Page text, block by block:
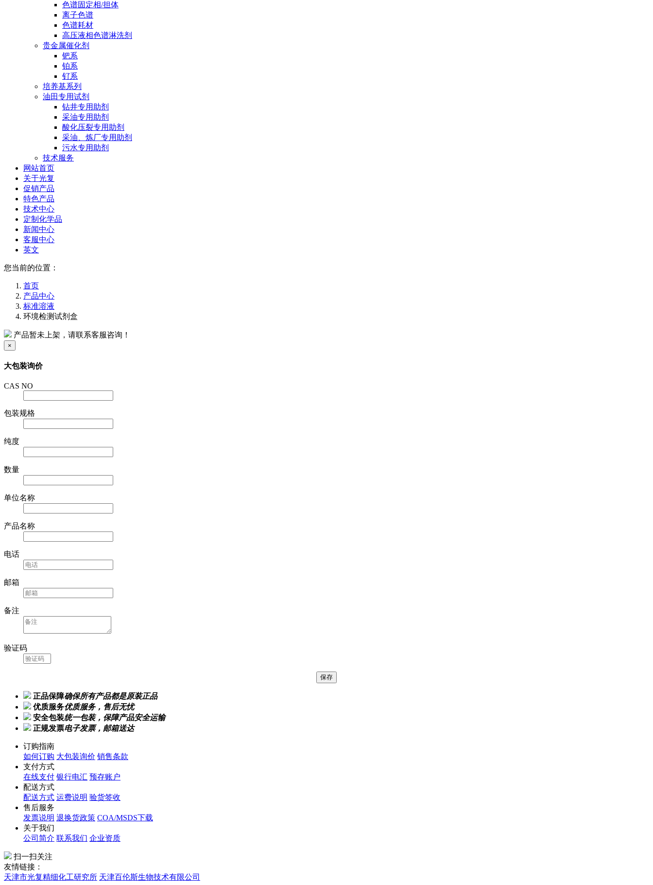
色谱固定相/担体
离子色谱
色谱耗材
高压液相色谱淋洗剂
贵金属催化剂
钯系
铂系
钌系
培养基系列
油田专用试剂
钻井专用助剂
采油专用助剂
酸化压裂专用助剂
采油、炼厂专用助剂
污水专用助剂
技术服务
网站首页
关于光复
促销产品
特色产品
技术中心
定制化学品
新闻中心
客服中心
英文
您当前的位置：
首页
产品中心
标准溶液
环境检测试剂盒
产品暂未上架，请联系客服咨询！
×
大包装询价
CAS NO
包装规格
纯度
数量
单位名称
产品名称
电话
邮箱
备注
验证码
正品保障确保所有产品都是原装正品
优质服务优质服务，售后无忧
安全包装统一包装，保障产品安全运输
正规发票电子发票，邮箱送达
订购指南
如何订购 大包装询价 销售条款
支付方式
在线支付 银行电汇 预存账户
配送方式
配送方式 运费说明 验货签收
售后服务
发票说明 退换货政策 COA/MSDS下载
关于我们
公司简介 联系我们 企业资质
扫一扫关注
友情链接：
天津市光复精细化工研究所 天津百伦斯生物技术有限公司